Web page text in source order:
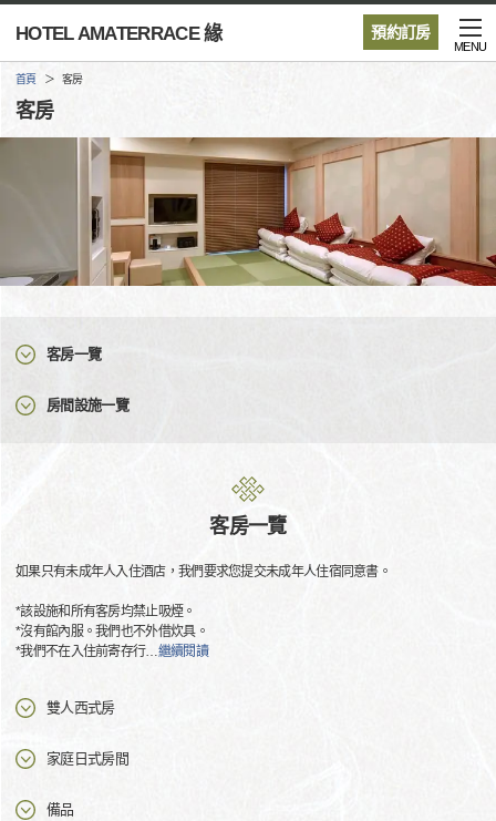
預約訂房
HOTEL AMATERRACE 緣
MENU
首頁 客房
客房
客房一覽
房間設施一覽
客房一覽
如果只有未成年人入住酒店，我們要求您提交未成年人住宿同意書。
*該設施和所有客房均禁止吸煙。
*沒有館內服。我們也不外借炊具。
*我們不在入住前寄存行…繼續閱讀
雙人西式房
家庭日式房間
備品